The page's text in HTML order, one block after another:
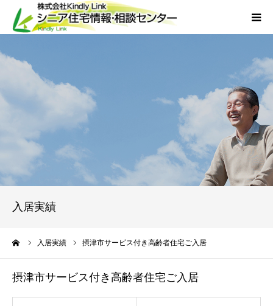
入居実績
入居実績 摂津市サービス付き高齢者住宅ご入居
摂津市サービス付き高齢者住宅ご入居
当社について
外国人人材採用
お問い合わせ